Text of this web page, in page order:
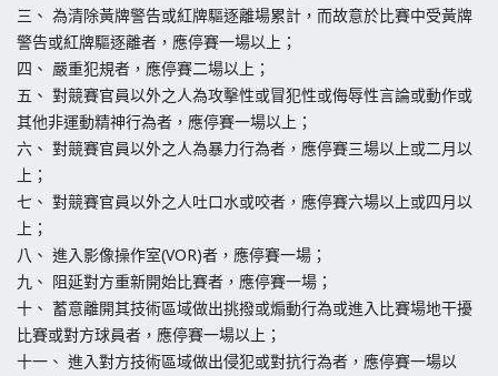
三、 為清除黃牌警告或紅牌驅逐離場累計，而故意於比賽中受黃牌
警告或紅牌驅逐離者，應停賽一場以上；
四、 嚴重犯規者，應停賽二場以上；
五、 對競賽官員以外之人為攻擊性或冒犯性或侮辱性言論或動作或
其他非運動精神行為者，應停賽一場以上；
六、 對競賽官員以外之人為暴力行為者，應停賽三場以上或二月以
上；
七、 對競賽官員以外之人吐口水或咬者，應停賽六場以上或四月以
上；
八、 進入影像操作室(VOR)者，應停賽一場；
九、 阻延對方重新開始比賽者，應停賽一場；
十、 蓄意離開其技術區域做出挑撥或煽動行為或進入比賽場地干擾
比賽或對方球員者，應停賽一場以上；
十一、 進入對方技術區域做出侵犯或對抗行為者，應停賽一場以